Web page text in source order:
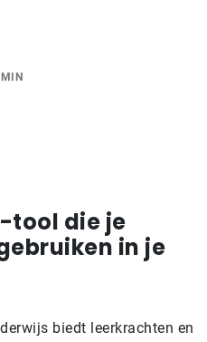
tool die je
in je
biedt leerkrachten en